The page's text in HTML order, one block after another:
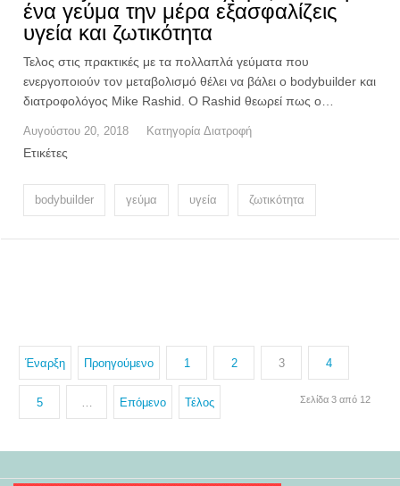
ένα γεύμα την μέρα εξασφαλίζεις
υγεία και ζωτικότητα
Τελος στις πρακτικές με τα πολλαπλά γεύματα που
ενεργοποιούν τον μεταβολισμό θέλει να βάλει o bodybuilder και
διατροφολόγος Mike Rashid. O Rashid θεωρεί πως ο…
Αυγούστου 20, 2018 Κατηγορία Διατροφή
Ετικέτες
bodybuilder γεύμα υγεία ζωτικότητα
Έναρξη Προηγούμενο 1 2 3 4
5 … Επόμενο Τέλος Σελίδα 3 από 12